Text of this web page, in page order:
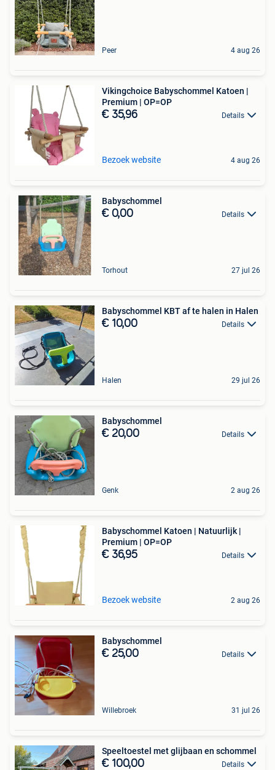
Peer 4 aug 26
Vikingchoice Babyschommel Katoen |
Premium | OP=OP
€ 35,96 Details
Bezoek website 4 aug 26
Babyschommel
€ 0,00 Details
Torhout 27 jul 26
Babyschommel KBT af te halen in Halen
€ 10,00 Details
Halen 29 jul 26
Babyschommel
€ 20,00 Details
Genk 2 aug 26
Babyschommel Katoen | Natuurlijk |
Premium | OP=OP
€ 36,95 Details
Bezoek website 2 aug 26
Babyschommel
€ 25,00 Details
Willebroek 31 jul 26
Speeltoestel met glijbaan en schommel
€ 100,00 Details